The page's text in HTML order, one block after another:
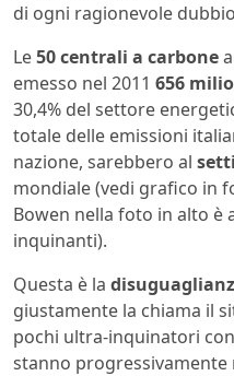
di ogni ragionevole
Le50 centrali a carbone
emesso nel 2011 656
30,4% del settore
totale delle emissioni
nazione, sarebbero al
mondiale (vedi grafico in
Bowen nella foto in alto è
inquinanti).
Questa è la
giustamente la chiama il
pochi ultra-inquinatori
stanno progressivamente